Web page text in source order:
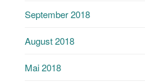
September 2018
August 2018
Mai 2018